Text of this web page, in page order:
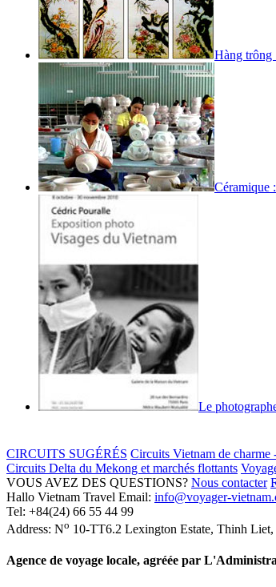
Hàng trông
Céramique
Le
CIRCUITS SUGÉRÉS Circuits Vietnam de charme
Circuits Delta du Mekong et marchés flottants
VOUS AVEZ DES QUESTIONS? Nous contacter
Hallo Vietnam Travel Email: info@voyager-
Tel: +84(24) 66 55 44 99
Address: No 10-TT6.2 Lexington Estate, Thinh Liet,
Agence de voyage locale, agréée par